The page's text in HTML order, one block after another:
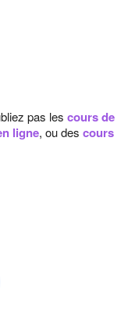
pas les cours de
ligne, ou des cours